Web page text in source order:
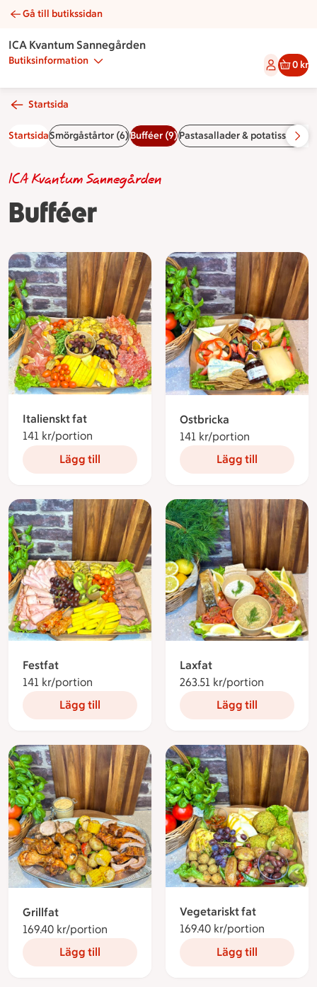
Bufféer | Catering ICA Kvantum Sannegården
Gå till butikssidan
ICA Kvantum Sannegården
Butiksinformation 0 kr
Startsida
StartsidaSmörgåstårtor (6)Bufféer (9)Pastasallader &
Bufféer
ICA Kvantum Sannegården
Italienskt fat
141 kr/portion 141 kronor per portion
Lägg till
Ostbricka
141 kr/portion
Lägg till
Festfat
141 kr/portion 141 kronor per portion
Lägg till
Laxfat
263.51 kr/portion
Lägg till
Grillfat
169.40 kr/portion 169.40 kronor per portion
Lägg till
Vegetariskt fat
169.40 kr/portion
Lägg till